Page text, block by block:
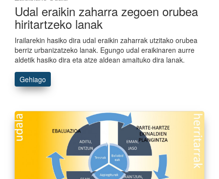
Udal eraikin zaharra zegoen orubea
hiritartzeko lanak
Irailarekin hasiko dira udal eraikin zaharrak utzitako orubea
berriz urbanizatzeko lanak. Egungo udal eraikinaren aurre
aldetik hasiko dira eta atze aldean amaituko dira lanak.
Gehiago